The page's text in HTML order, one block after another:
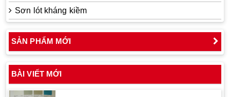
Sơn lót kháng kiềm
SẢN PHẨM MỚI
BÀI VIẾT MỚI